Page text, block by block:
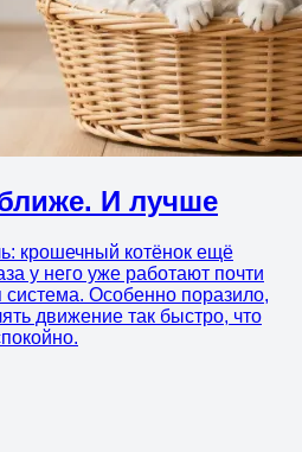
И лучше
крошечный котёнок ещё
у него уже работают почти
система. Особенно поразило,
движение так быстро, что